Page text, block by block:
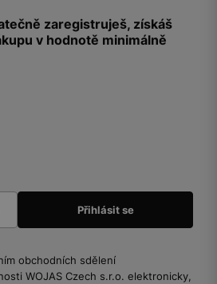
zaregistruješ, získáš
v hodnotě minimálně
obchodních sdělení
WOJAS Czech s.r.o. elektronicky,